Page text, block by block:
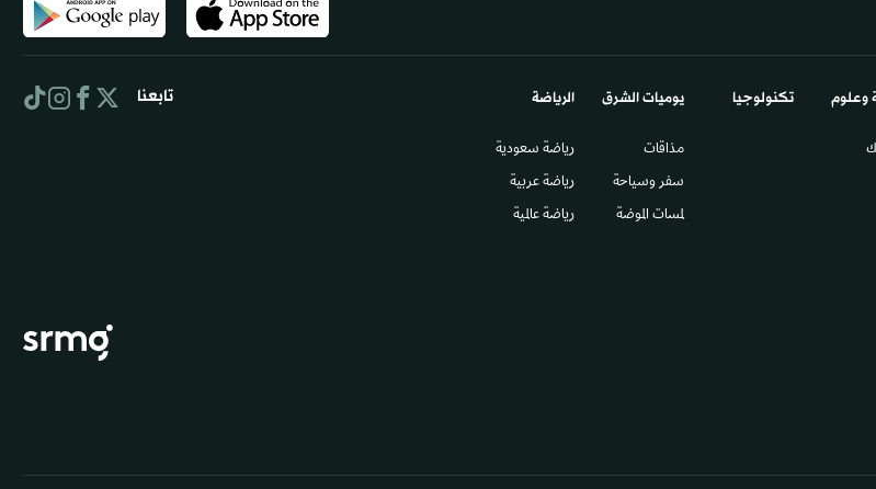
تكنولوجيا يوميات الشرق​
مذاقات
سفر وسياحة
لمسات الموضة
الرياضة
رياضة سعودية
رياضة عربية
رياضة عالمية
تابعنا